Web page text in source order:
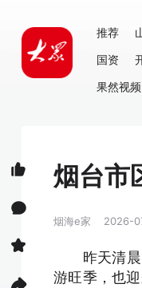
推荐
国资
果然视频
烟台市
烟海e家 2026-
昨天清晨，
游旺季，也